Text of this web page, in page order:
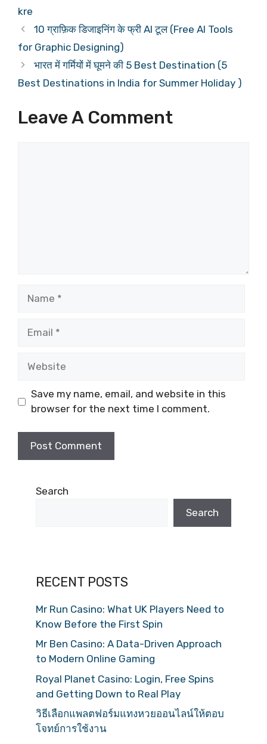
kre
10 ग्राफ़िक डिजाइनिंग के फ्री AI टूल (Free AI Tools
for Graphic Designing)
भारत में गर्मियों में घूमने की 5 Best Destination (5
Best Destinations in India for Summer Holiday )
Leave A Comment
Save my name, email, and website in this
browser for the next time I comment.
Search
Search
RECENT POSTS
Mr Run Casino: What UK Players Need to
Know Before the First Spin
Mr Ben Casino: A Data-Driven Approach
to Modern Online Gaming
Royal Planet Casino: Login, Free Spins
and Getting Down to Real Play
วิธีเลือกแพลตฟอร์มแทงหวยออนไลน์ให้ตอบ
โจทย์การใช้งาน